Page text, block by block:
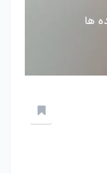
ها